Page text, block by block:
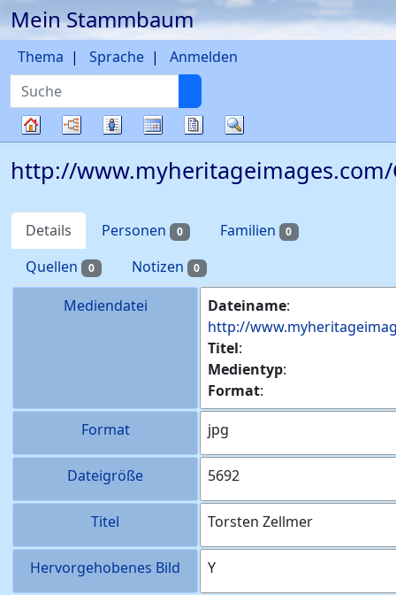
Weiter zu Hauptseite
Mein Stammbaum
Suche
Thema Sprache Anmelden
Diagramme
Listen KalenderBerichte
http://www.myheritageimages.com/
Details Personen 0 Familien 0
Quellen 0 Notizen 0
Mediendatei Dateiname:
http://
Titel:
Medientyp:
Format:
Format
jpg
Dateigröße 5692
Titel Torsten Zellmer
Hervorgehobenes Bild Y